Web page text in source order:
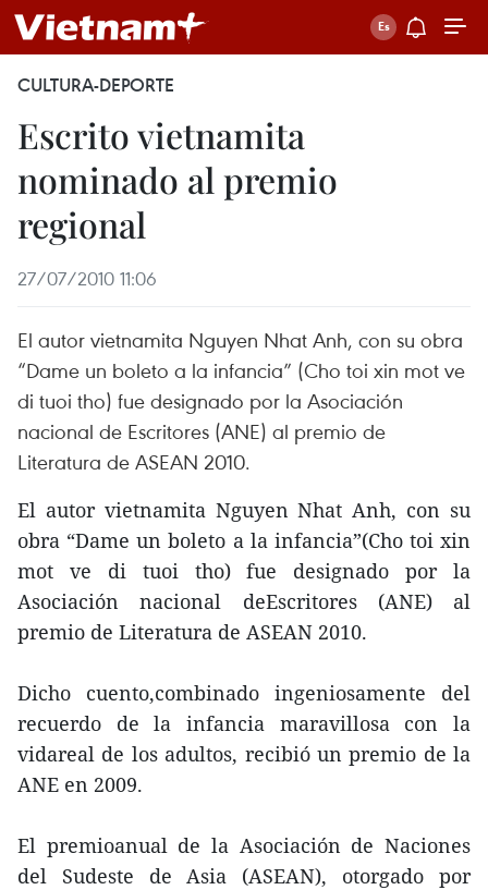
CULTURA-DEPORTE
Escrito vietnamita
nominado al premio
regional
27/07/2010 11:06
El autor vietnamita Nguyen Nhat Anh, con su obra
“Dame un boleto a la infancia” (Cho toi xin mot ve
di tuoi tho) fue designado por la Asociación
nacional de Escritores (ANE) al premio de
Literatura de ASEAN 2010.
El autor vietnamita Nguyen Nhat Anh, con su
obra “Dame un boleto a la infancia”(Cho toi xin
mot ve di tuoi tho) fue designado por la
Asociación nacional deEscritores (ANE) al
premio de Literatura de ASEAN 2010.
Dicho cuento,combinado ingeniosamente del
recuerdo de la infancia maravillosa con la
vidareal de los adultos, recibió un premio de la
ANE en 2009.
El premioanual de la Asociación de Naciones
del Sudeste de Asia (ASEAN), otorgado por